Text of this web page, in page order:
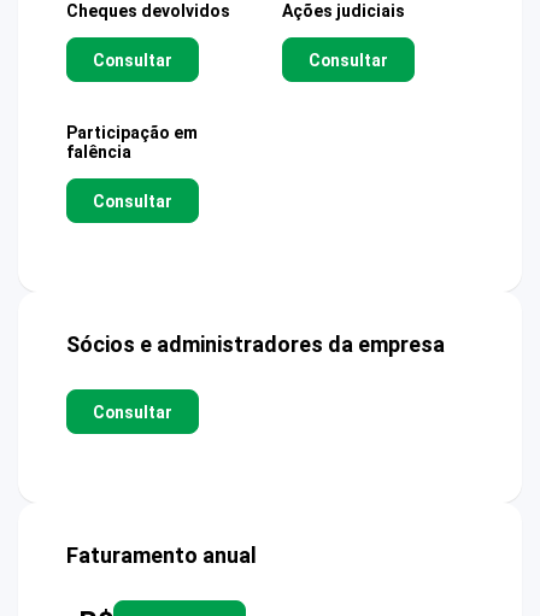
Cheques devolvidos
Consultar
Ações judiciais
Consultar
Participação em
falência
Consultar
Sócios e administradores da empresa
Consultar
Faturamento anual